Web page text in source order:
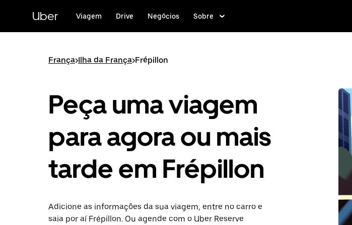
conteúdo
Uber Viagem Drive Negócios Sobre
França>Ilha da França>Frépillon
Peça uma viagem
para agora ou mais
tarde em Frépillon
Adicione as informações da sua viagem, entre no carro e
saia por aí Frépillon. Ou agende com o Uber Reserve